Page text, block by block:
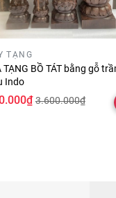
TẠNG
TẠNG BỒ TÁT bằng gỗ
Indo
3.600.000₫